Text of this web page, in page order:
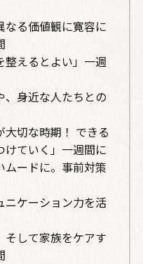
なる価値観に寛容に
整えるとよい」一週
、身近な人たちとの
切な時期！ できる
けていく」一週間に
ムードに。事前対策
ニケーション力を活
そして家族をケアす